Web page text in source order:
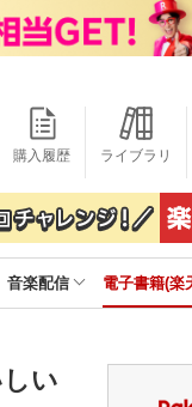
購入履歴 ライブラリ
音楽配信 電子書籍(楽
い